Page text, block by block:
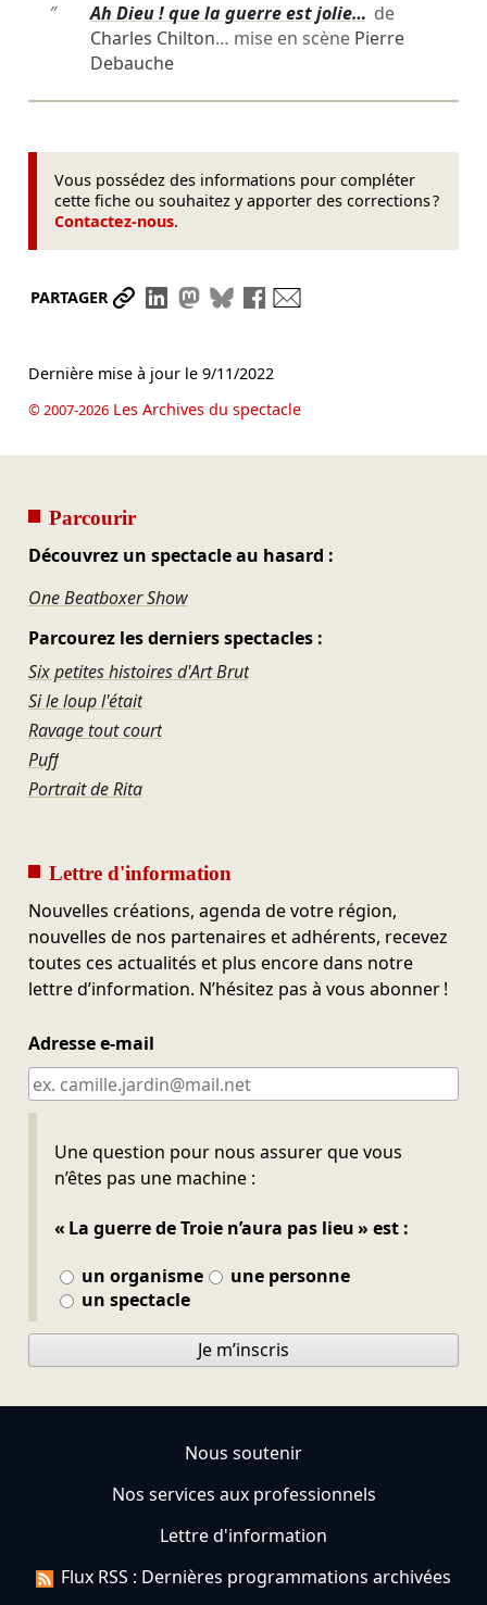
″
Ah Dieu ! que la guerre est jolie… de
Charles Chilton… mise en scène Pierre
Debauche
Vous possédez des informations pour compléter
cette fiche ou souhaitez y apporter des corrections ?
Contactez-nous.
PARTAGER Partager le lien
Partager sur LinkedIn
Partager sur Mastodon
Partager sur Bluesky
Partager sur Facebook
Dernière mise à jour le 9/11/2022
© 2007-2026Les Archives du spectacle
Parcourir
Découvrez un spectacle au hasard :
One Beatboxer Show
Parcourez les derniers spectacles :
Six petites histoires d'Art Brut
Si le loup l'était
Ravage tout court
Puff
Portrait de Rita
Lettre d'information
Nouvelles créations, agenda de votre région,
nouvelles de nos partenaires et adhérents, recevez
toutes ces actualités et plus encore dans notre
lettre d’information. N’hésitez pas à vous abonner !
Adresse e-mail
Une question pour nous assurer que vous
n’êtes pas une machine :
« La guerre de Troie n’aura pas lieu » est :
un organisme
une personne
un spectacle
Ne pas remplir
Je m’inscris
Nous soutenir
Nos services aux professionnels
Lettre d'information
Flux RSS : Dernières programmations archivées